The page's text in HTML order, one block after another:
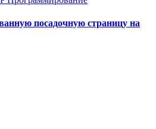
посадочную страницу на